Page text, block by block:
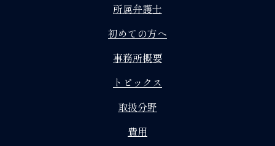
所属弁護士
初めての方へ
事務所概要
トピックス
取扱分野
費用